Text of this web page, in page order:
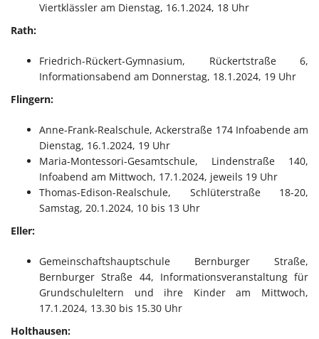
Viertklässler am Dienstag, 16.1.2024, 18 Uhr
Rath:
Friedrich-Rückert-Gymnasium, Rückertstraße 6,
Informationsabend am Donnerstag, 18.1.2024, 19 Uhr
Flingern:
Anne-Frank-Realschule, Ackerstraße 174 Infoabende am
Dienstag, 16.1.2024, 19 Uhr
Maria-Montessori-Gesamtschule, Lindenstraße 140,
Infoabend am Mittwoch, 17.1.2024, jeweils 19 Uhr
Thomas-Edison-Realschule, Schlüterstraße 18-20,
Samstag, 20.1.2024, 10 bis 13 Uhr
Eller:
Gemeinschaftshauptschule Bernburger Straße,
Bernburger Straße 44, Informationsveranstaltung für
Grundschuleltern und ihre Kinder am Mittwoch,
17.1.2024, 13.30 bis 15.30 Uhr
Holthausen: